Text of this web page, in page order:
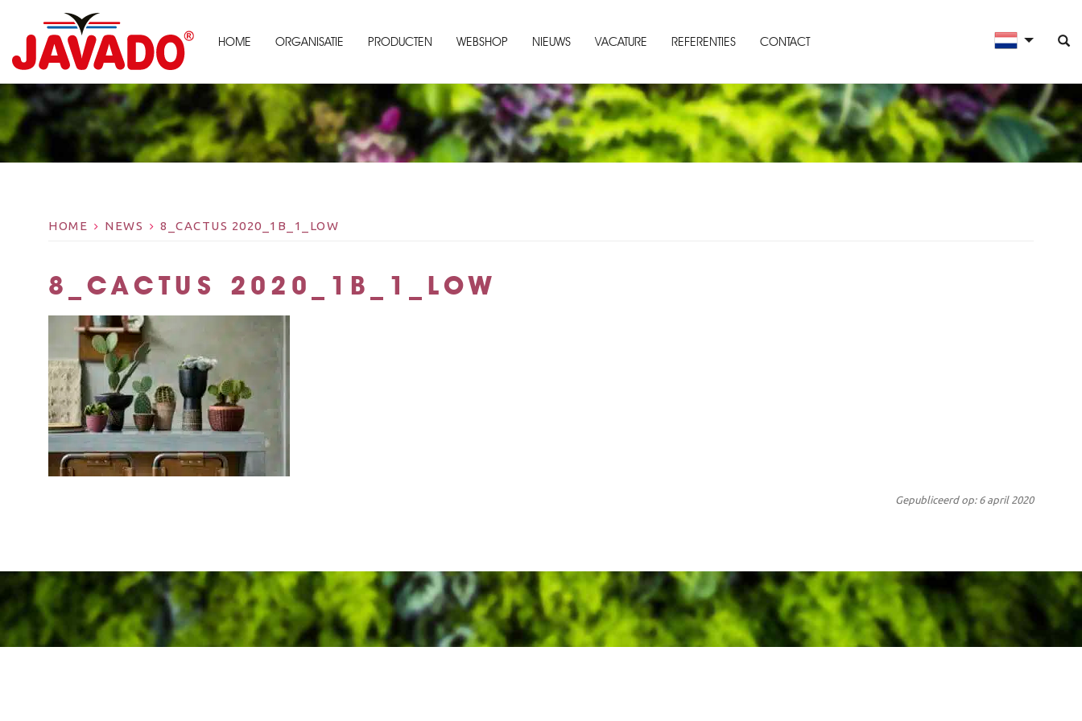
HOME ORGANISATIE PRODUCTEN WEBSHOP NIEUWS VACATURE REFERENTIES CONTACT
HOME NEWS 8_CACTUS 2020_1B_1_LOW
8_CACTUS 2020_1B_1_LOW
Gepubliceerd op: 6 april 2020